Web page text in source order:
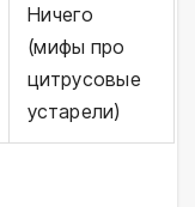
Ничего
(мифы про
цитрусовые
устарели)